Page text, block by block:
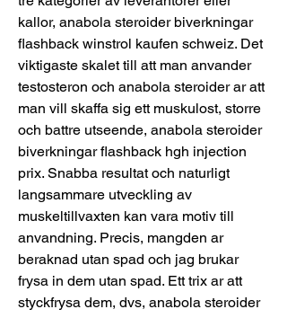
kallor, anabola steroider biverkningar
flashback winstrol kaufen schweiz. Det
viktigaste skalet till att man anvander
testosteron och anabola steroider ar att
man vill skaffa sig ett muskulost, storre
och battre utseende, anabola steroider
biverkningar flashback hgh injection
prix. Snabba resultat och naturligt
langsammare utveckling av
muskeltillvaxten kan vara motiv till
anvandning. Precis, mangden ar
beraknad utan spad och jag brukar
frysa in dem utan spad. Ett trix ar att
styckfrysa dem, dvs, anabola steroider